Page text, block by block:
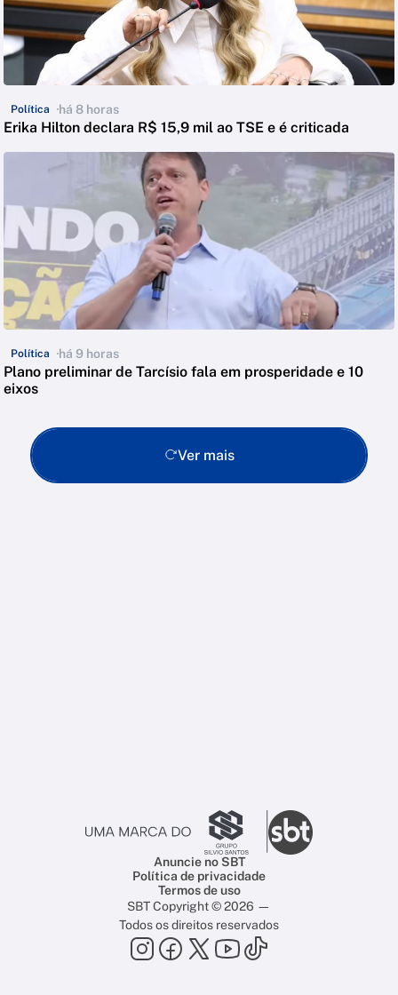
Política há 8 horas
Erika Hilton declara R$ 15,9 mil ao TSE e é criticada
Política há 9 horas
Plano preliminar de Tarcísio fala em prosperidade e 10
eixos
Ver mais
Anuncie no SBT
Política de privacidade
Termos de uso
SBT Copyright © 2026 —
Todos os direitos reservados